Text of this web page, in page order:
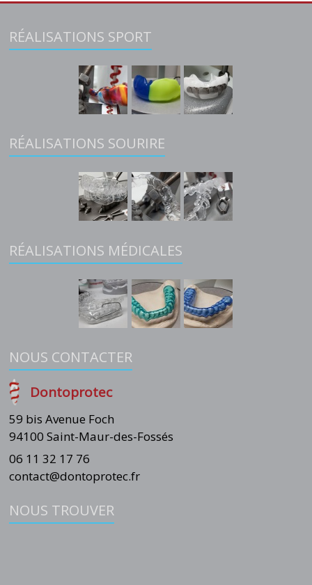
RÉALISATIONS SPORT
RÉALISATIONS SOURIRE
RÉALISATIONS MÉDICALES
NOUS CONTACTER
Dontoprotec
59 bis Avenue Foch
94100 Saint-Maur-des-Fossés
06 11 32 17 76
contact@dontoprotec.fr
NOUS TROUVER